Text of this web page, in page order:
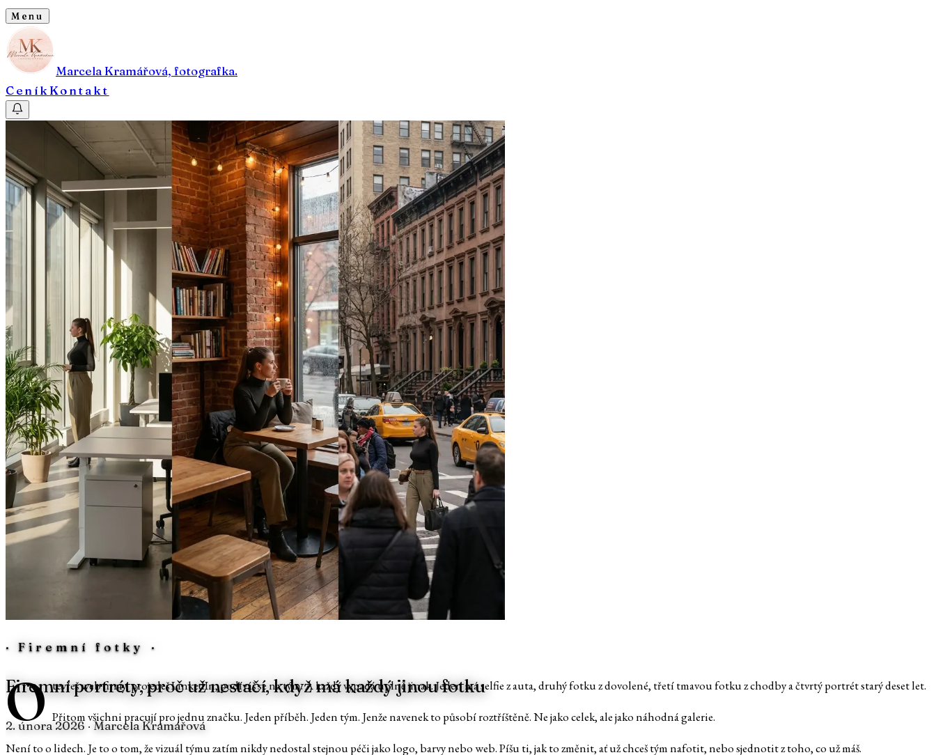
Menu
Marcela Kramářová, fotografka.
CeníkKontakt
·Firemní fotky ·
Firemní portréty, proč už nestačí, když má každý jinou fotku
2. února 2026 · Marcela Kramářová
O tevřeš web firmy, projedeš LinkedIn, podíváš se na tým. A každý vypadá úplně jinak. Jeden má selfie z auta, druhý fotku z dovolené, třetí tmavou fotku z chodby a čtvrtý portrét starý deset let.
Přitom všichni pracují pro jednu značku. Jeden příběh. Jeden tým. Jenže navenek to působí roztříštěně. Ne jako celek, ale jako náhodná galerie.
Není to o lidech. Je to o tom, že vizuál týmu zatím nikdy nedostal stejnou péči jako logo, barvy nebo web. Píšu ti, jak to změnit, ať už chceš tým nafotit, nebo sjednotit z toho, co už máš.